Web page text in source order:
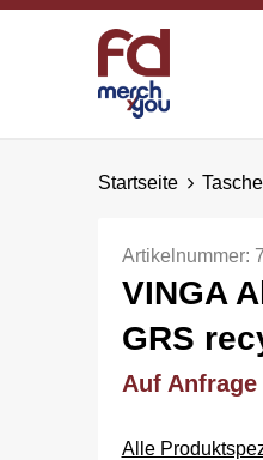
Startseite
Artikelnummer:
VINGA
GRS
Auf Anfrage
Alle